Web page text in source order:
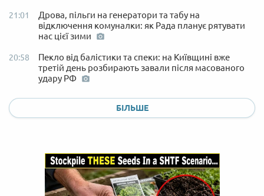
21:01
Дрова, пільги на генератори та табу на
відключення комуналки: як Рада планує рятувати
нас цієї зими
20:58
Пекло від балістики та спеки: на Київщині вже
третій день розбирають завали після масованого
удару РФ
БІЛЬШЕ